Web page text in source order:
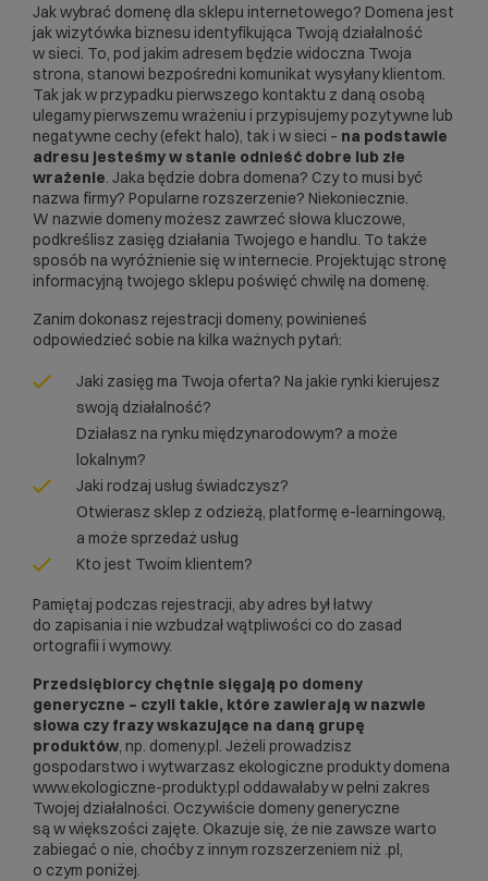
Jak wybrać domenę dla sklepu internetowego? Domena jest
jak wizytówka biznesu identyfikująca Twoją działalność
w sieci. To, pod jakim adresem będzie widoczna Twoja
strona, stanowi bezpośredni komunikat wysyłany klientom.
Tak jak w przypadku pierwszego kontaktu z daną osobą
ulegamy pierwszemu wrażeniu i przypisujemy pozytywne lub
negatywne cechy (efekt halo), tak i w sieci – na podstawie
adresu jesteśmy w stanie odnieść dobre lub złe
wrażenie. Jaka będzie dobra domena? Czy to musi być
nazwa firmy? Popularne rozszerzenie? Niekoniecznie.
W nazwie domeny możesz zawrzeć słowa kluczowe,
podkreślisz zasięg działania Twojego e handlu. To także
sposób na wyróżnienie się w internecie. Projektując stronę
informacyjną twojego sklepu poświęć chwilę na domenę.
Zanim dokonasz rejestracji domeny, powinieneś
odpowiedzieć sobie na kilka ważnych pytań:
Jaki zasięg ma Twoja oferta? Na jakie rynki kierujesz
swoją działalność?
Działasz na rynku międzynarodowym? a może
lokalnym?
Jaki rodzaj usług świadczysz?
Otwierasz sklep z odzieżą, platformę e-learningową,
a może sprzedaż usług
Kto jest Twoim klientem?
Pamiętaj podczas rejestracji, aby adres był łatwy
do zapisania i nie wzbudzał wątpliwości co do zasad
ortografii i wymowy.
Przedsiębiorcy chętnie sięgają po domeny
generyczne – czyli takie, które zawierają w nazwie
słowa czy frazy wskazujące na daną grupę
produktów, np. domeny.pl. Jeżeli prowadzisz
gospodarstwo i wytwarzasz ekologiczne produkty domena
www.ekologiczne-produkty.pl oddawałaby w pełni zakres
Twojej działalności. Oczywiście domeny generyczne
są w większości zajęte. Okazuje się, że nie zawsze warto
zabiegać o nie, choćby z innym rozszerzeniem niż .pl,
o czym poniżej.